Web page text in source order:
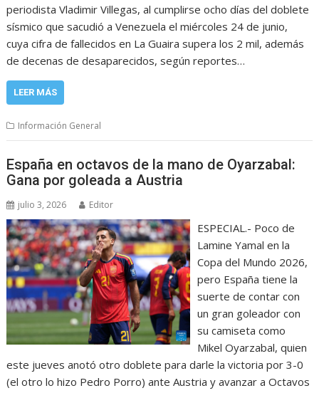
periodista Vladimir Villegas, al cumplirse ocho días del doblete
sísmico que sacudió a Venezuela el miércoles 24 de junio,
cuya cifra de fallecidos en La Guaira supera los 2 mil, además
de decenas de desaparecidos, según reportes…
LEER MÁS
Información General
España en octavos de la mano de Oyarzabal:
Gana por goleada a Austria
julio 3, 2026 Editor
ESPECIAL.- Poco de
Lamine Yamal en la
Copa del Mundo 2026,
pero España tiene la
suerte de contar con
un gran goleador con
su camiseta como
Mikel Oyarzabal, quien
este jueves anotó otro doblete para darle la victoria por 3-0
(el otro lo hizo Pedro Porro) ante Austria y avanzar a Octavos